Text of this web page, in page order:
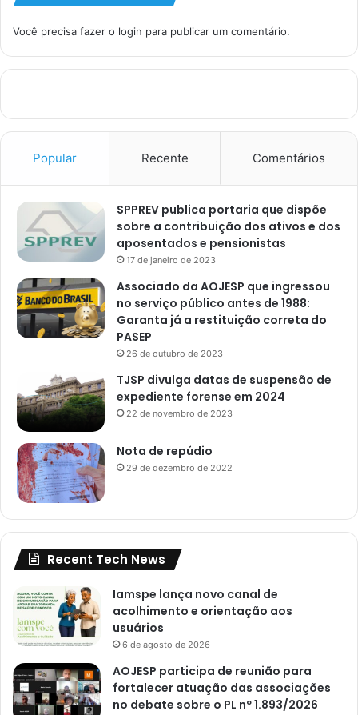
Você precisa fazer o login para publicar um comentário.
Popular Recente Comentários
SPPREV publica portaria que dispõe
sobre a contribuição dos ativos e dos
aposentados e pensionistas
17 de janeiro de 2023
Associado da AOJESP que ingressou
no serviço público antes de 1988:
Garanta já a restituição correta do
PASEP
26 de outubro de 2023
TJSP divulga datas de suspensão de
expediente forense em 2024
22 de novembro de 2023
Nota de repúdio
29 de dezembro de 2022
Recent Tech News
Iamspe lança novo canal de
acolhimento e orientação aos
usuários
6 de agosto de 2026
AOJESP participa de reunião para
fortalecer atuação das associações
no debate sobre o PL nº 1.893/2026